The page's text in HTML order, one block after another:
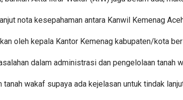
nota kesepahaman antara Kanwil Kemenag
oleh kepala Kantor Kemenag kabupaten/kota
dalam administrasi dan pengelolaan tanah
wakaf supaya ada kejelasan untuk tindak